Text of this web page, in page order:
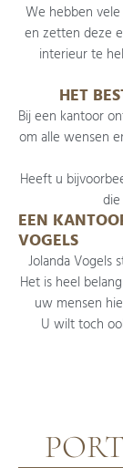
​We hebben
en zetten deze
interieur te
HET
Bij een kantoor
om alle wensen
​Heeft u
EEN
VOGELS
Jolanda Vogels
Het is heel
uw mensen
U wilt toch